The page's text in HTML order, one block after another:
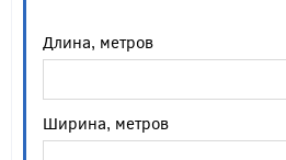
Длина, метров
Ширина, метров